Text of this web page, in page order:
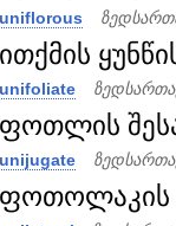
uniflorous
ითქმის
unifoliate
ფოთლის
unijugate
ფოთოლაკის